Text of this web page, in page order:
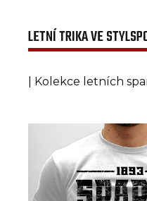
LETNÍ TRIKA VE
| Kolekce letních